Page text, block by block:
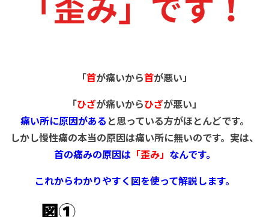
「首が痛いから首が悪い」
「ひざが痛いからひざが悪い」
痛い所に原因がある と思っている方がほとんどです。
しかし慢性痛の本当の原因は痛い所に無いのです。実は、
首の痛みの原因は 「歪み」 なんです。
これからわかりやすく 図を使って解説します。